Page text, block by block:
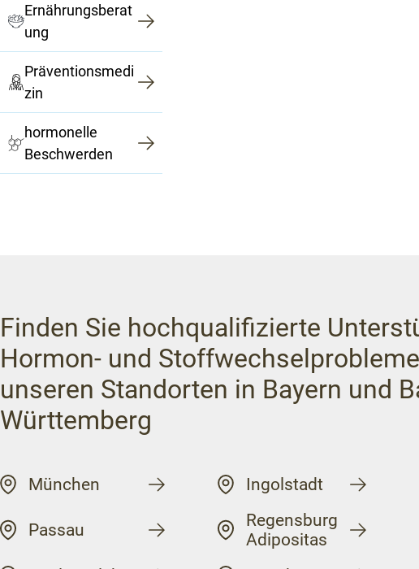
Ernährungsberat
ung
Präventionsmedi
zin
hormonelle
Beschwerden
Finden Sie hochqualifizierte
Hormon- und
unseren Standorten in Bayern und
Württemberg
München Ingolstadt
Passau
Regensburg
Adipositas